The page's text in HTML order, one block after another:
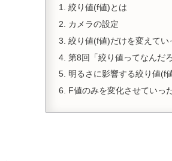
絞り値(f値)とは
カメラの設定
絞り値(f値)だけを変えてい
第8回「絞り値ってなんだろ
明るさに影響する絞り値(f
F値のみを変化させていっ